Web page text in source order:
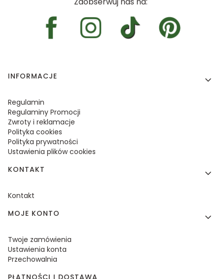
Linki w stopce
INFORMACJE
Regulamin
Regulaminy Promocji
Zwroty i reklamacje
Polityka cookies
Polityka prywatności
Ustawienia plików cookies
KONTAKT
Kontakt
MOJE KONTO
Twoje zamówienia
Ustawienia konta
Przechowalnia
PŁATNOŚCI I DOSTAWA